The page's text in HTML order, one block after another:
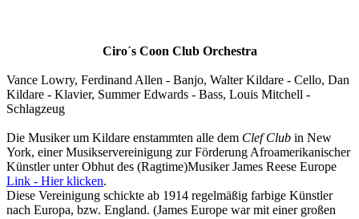
Ciro´s Coon Club Orchestra
Vance Lowry, Ferdinand Allen - Banjo, Walter Kildare - Cello, Dan
Kildare - Klavier, Summer Edwards - Bass, Louis Mitchell -
Schlagzeug
Die Musiker um Kildare enstammten alle dem Clef Club in New
York, einer Musikservereinigung zur Förderung Afroamerikanischer
Künstler unter Obhut des (Ragtime)Musiker James Reese Europe
Link - Hier klicken.
Diese Vereinigung schickte ab 1914 regelmäßig farbige Künstler
nach Europa, bzw. England. (James Europe war mit einer großen